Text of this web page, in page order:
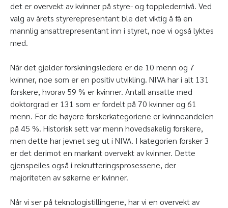
det er overvekt av kvinner på styre- og toppledernivå. Ved
valg av årets styrerepresentant ble det viktig å få en
mannlig ansattrepresentant inn i styret, noe vi også lyktes
med.
Når det gjelder forskningsledere er de 10 menn og 7
kvinner, noe som er en positiv utvikling. NIVA har i alt 131
forskere, hvorav 59 % er kvinner. Antall ansatte med
doktorgrad er 131 som er fordelt på 70 kvinner og 61
menn. For de høyere forskerkategoriene er kvinneandelen
på 45 %. Historisk sett var menn hovedsakelig forskere,
men dette har jevnet seg ut i NIVA. I kategorien forsker 3
er det derimot en markant overvekt av kvinner. Dette
gjenspeiles også i rekrutteringsprosessene, der
majoriteten av søkerne er kvinner.
Når vi ser på teknologistillingene, har vi en overvekt av